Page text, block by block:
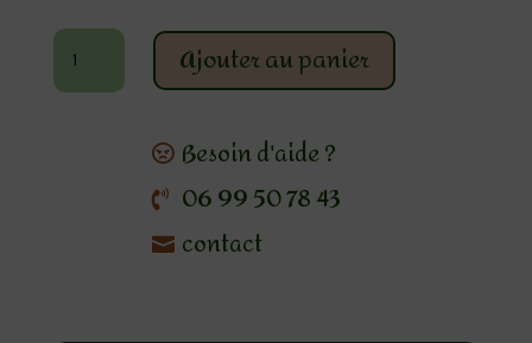
quantité
de
Ajouter au panier
Besoin d'aide ?
06 99 50 78 43
contact